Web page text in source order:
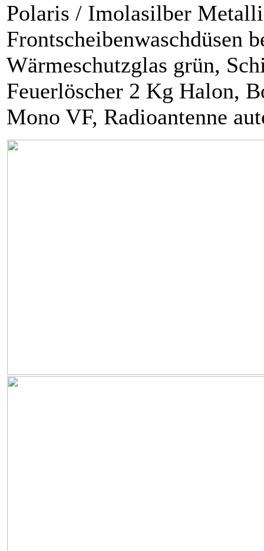
Polaris / Imolasilber
Frontscheibenwaschdüsen
Wärmeschutzglas grün,
Feuerlöscher 2 Kg Halon,
Mono VF, Radioantenne